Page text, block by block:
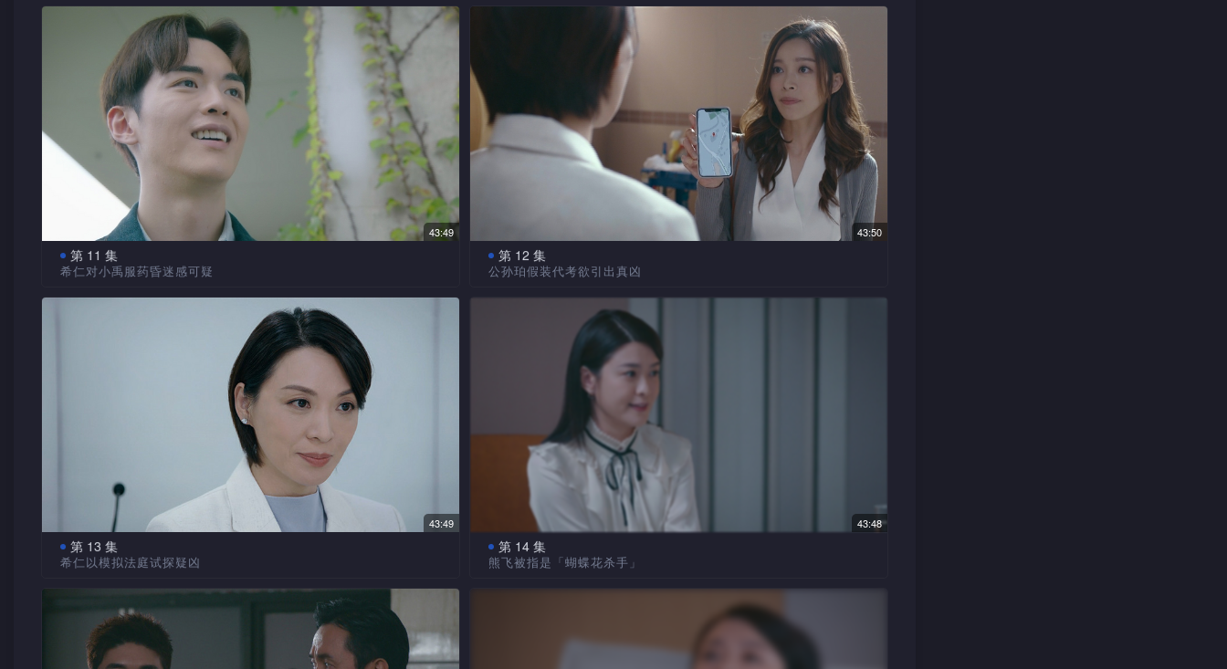
远程、映朱否认与英拔之死有关，英拔的头骨上却发现带有映
朱DNA之物。颂星惊讶庞喆获保释，庞喆或会阻挠其子包家勉成为
医美集团的行政总裁。映朱指证庞喆是杀人及走私古董的主谋，庞
喆再次被捕，他却早有部署。希仁等查出拍卖行的非法勾当，古董
商志健竟参与其中！志健供出英拔惨死的经过；颂星却向希仁提出
质疑……赵舟要希仁暂缓释放庞喆，更重提他与颂星的旧事。希仁
忆及亡兄，借酒浇愁……馨仪设局引出真凶，与其对质……
真凶道出英拔遇害真相，欲对馨仪下手……庞喆要阻止家勉出
任医美集团行政总裁，颂星设法制止；庞喆使计陷害子廉得逞，欲
接掌新酒店。公孙珀修读法学专业证书课程，与范小禹等组成温习
小组。颂星担任课程讲师，宣布考试最高分者可成为其徒弟。公孙
珀发现同学之中，有嗑药、「请枪」代做功课等问题。网上考试当
天发生不少状况，包括小禹迟到、视像镜头一度失灵，姚舒琴更突
然昏倒！公孙珀怀疑舒琴昏倒另有隐情。颂星公布考试成绩……
43:49
第 11 集
希仁对小禹服药昏迷感可疑
颂星以自身经历劝小禹谦卑面对与家勉的关系；小禹要与家勉
复合却遭拒。律师会质疑考试成绩，舒琴怀疑小禹作弊，公孙珀带
头赞成重考，被小禹理怨。小禹被发现服食过量「聪明药」昏迷，
家勉自责；公孙珀亦感内疚，希仁怀疑事件另有内情。熊飞找逸桐
调查黑市「聪明药」来源。希仁等查到小禹当枪手代做功课，推测
她被同学识破身分而遭威胁。家勉与希仁翻查颂星的试卷，有重大
发现；颂星不问情由责怪希仁，家勉有感二人关系不寻常……
43:50
第 12 集
公孙珀假装代考欲引出真凶
入职律政司的湘言，随熊飞、逸桐往小禹住所搜证，发现有可
疑。小禹当同学枪手代考，并用特别方法作弊，公孙珀使计查出此
事的来龙去脉。众人追查「聪明药」来源有重大发现，怀疑徐彦枫
与小禹昏迷有关。公孙珀为查明真相，欲加入颂星的徒弟竞逐战，
遭颂星刁难……公孙珀假装代考引出疑凶，要求对方供应「聪明
药」，寄药者却非此人。重考当天，公孙珀与疑凶交换帐号与密
码，要借此确认其身分，却被律师会主席指控作弊！
43:49
第 13 集
希仁以模拟法庭试探疑凶
伍家俊被指与公孙珀合谋作弊，向希仁等道出他与舒琴、彦枫
的瓜葛。希仁与颂星以实习课为名，安排学生到律政中心上模拟法
庭，彦枫、舒琴分别担任控方与被告，骆子豪担任辩方，希仁以小
禹的案情试探各人反应。小禹转院后情况好转，真凶得知后有所行
43:48
第 14 集
熊飞被指是「蝴蝶花杀手」
湘言找希仁调查卓霓疑遭家暴之事，发现端倪。卓霓被杀，嘴
里插了一朵蝴蝶花，脸上更被割字！不久，出现第二名死状相似的
受害者邢文珌，她死前曾致电报警，称遭熊飞所害！熊飞被通缉，
传媒称他为「蝴蝶花杀手」，其心理治疗师袁天枞指他疑因童年阴